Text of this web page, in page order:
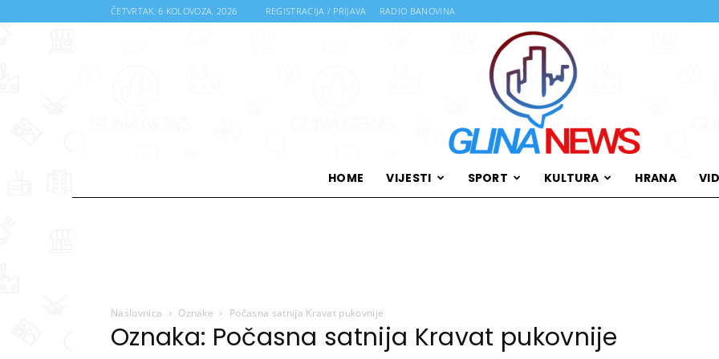
ČETVRTAK, 6 KOLOVOZA, 2026 REGISTRACIJA / PRIJAVA RADIO BANOVINA
HOME VIJESTI SPORT KULTURA HRANA
Naslovnica Oznake Počasna satnija Kravat pukovnije
Oznaka: Počasna satnija Kravat pukovnije